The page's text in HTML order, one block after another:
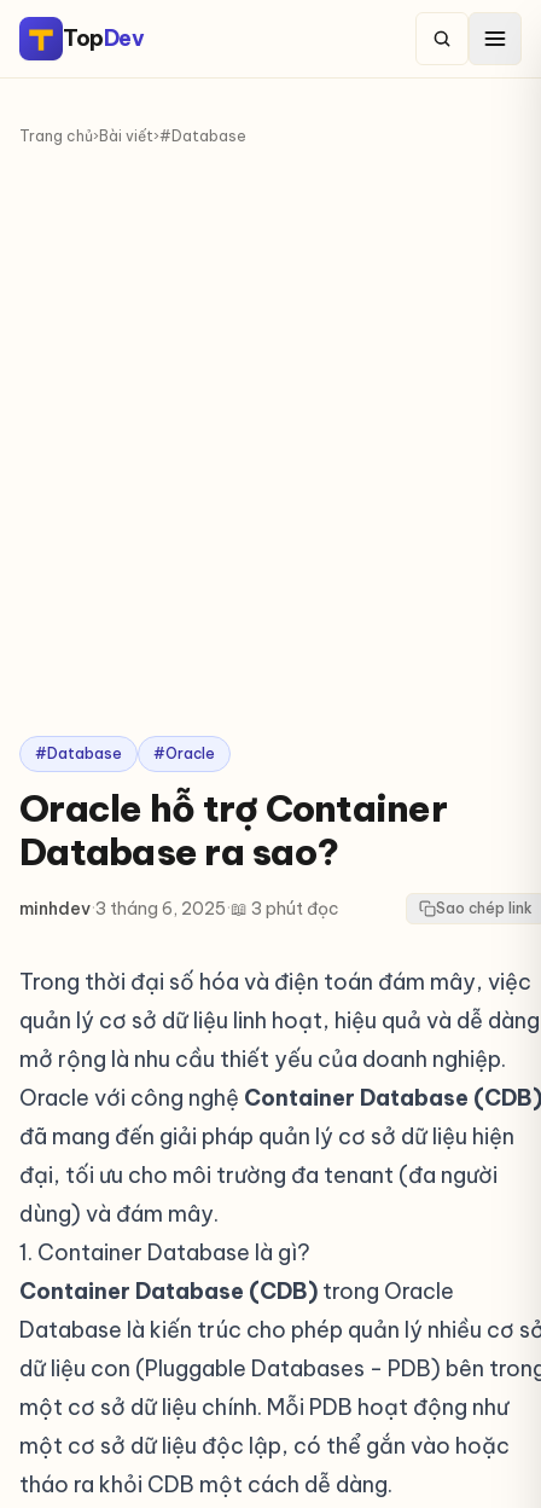
TopDev
Trang chủ› Bài viết›#Database
#Database #Oracle
Oracle hỗ trợ Container
Database ra sao?
minhdev·3 tháng 6, 2025·📖 3 phút đọc Sao chép link
Trong thời đại số hóa và điện toán đám mây, việc
quản lý cơ sở dữ liệu linh hoạt, hiệu quả và dễ dàng
mở rộng là nhu cầu thiết yếu của doanh nghiệp.
Oracle với công nghệ Container Database (CDB)
đã mang đến giải pháp quản lý cơ sở dữ liệu hiện
đại, tối ưu cho môi trường đa tenant (đa người
dùng) và đám mây.
1. Container Database là gì?
Container Database (CDB) trong Oracle
Database là kiến trúc cho phép quản lý nhiều cơ
dữ liệu con (Pluggable Databases - PDB) bên
một cơ sở dữ liệu chính. Mỗi PDB hoạt động như
một cơ sở dữ liệu độc lập, có thể gắn vào hoặc
tháo ra khỏi CDB một cách dễ dàng.